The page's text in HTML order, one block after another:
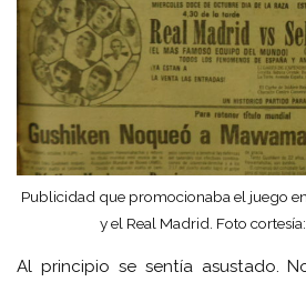
Publicidad que promocionaba el juego
y el Real Madrid. Foto
Al principio se sentía asustado.